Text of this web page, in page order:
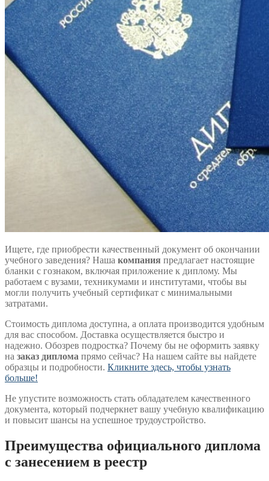
Ищете, где приобрести качественный документ об окончании
учебного заведения? Наша компания предлагает настоящие
бланки с гознаком, включая приложение к диплому. Мы
работаем с вузами, техникумами и институтами, чтобы вы
могли получить учебный сертификат с минимальными
затратами.
Стоимость диплома доступна, а оплата производится удобным
для вас способом. Доставка осуществляется быстро и
надежно. Обозрев подростка? Почему бы не оформить заявку
на заказ диплома прямо сейчас? На нашем сайте вы найдете
образцы и подробности. Кликните здесь, чтобы узнать
больше!
Не упустите возможность стать обладателем качественного
документа, который подчеркнет вашу учебную квалификацию
и повысит шансы на успешное трудоустройство.
Преимущества официального диплома
с занесением в реестр